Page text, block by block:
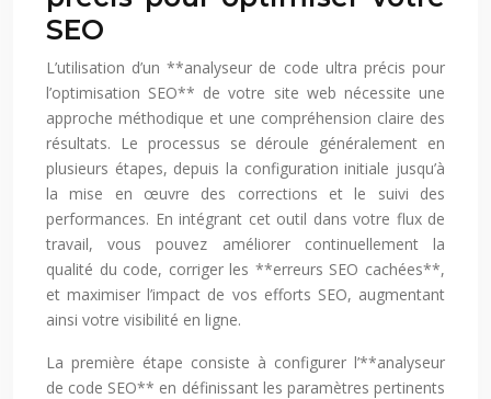
SEO
L’utilisation d’un **analyseur de code ultra précis pour
l’optimisation SEO** de votre site web nécessite une
approche méthodique et une compréhension claire des
résultats. Le processus se déroule généralement en
plusieurs étapes, depuis la configuration initiale jusqu’à
la mise en œuvre des corrections et le suivi des
performances. En intégrant cet outil dans votre flux de
travail, vous pouvez améliorer continuellement la
qualité du code, corriger les **erreurs SEO cachées**,
et maximiser l’impact de vos efforts SEO, augmentant
ainsi votre visibilité en ligne.
La première étape consiste à configurer l’**analyseur
de code SEO** en définissant les paramètres pertinents